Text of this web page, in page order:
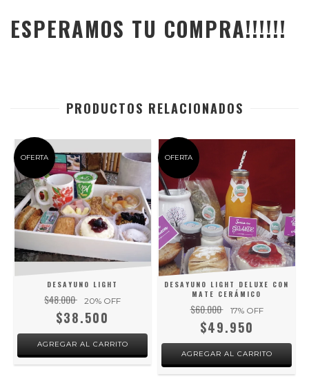
ESPERAMOS TU COMPRA!!!!!!
PRODUCTOS RELACIONADOS
OFERTA
DESAYUNO LIGHT
$48.000 20% OFF
$38.500
OFERTA
DESAYUNO LIGHT DELUXE CON
MATE CERÁMICO
$60.000 17% OFF
$49.950